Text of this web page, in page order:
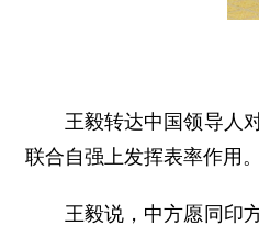
王毅转达中国领导人
联合自强上发挥表率作用
王毅说，中方愿同印